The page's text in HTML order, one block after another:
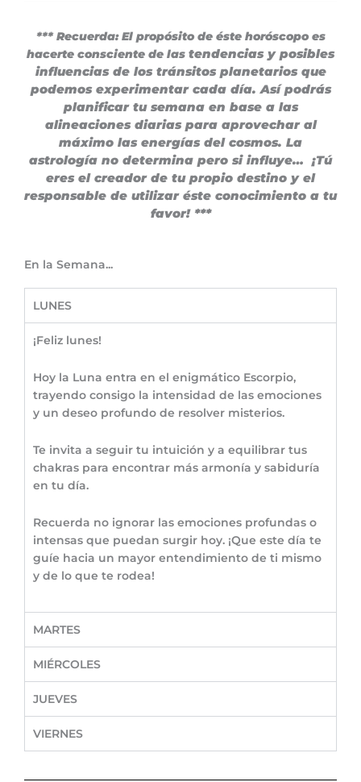
*** Recuerda: El propósito de éste horóscopo es
hacerte consciente de las tendencias y posibles
influencias de los tránsitos planetarios que
podemos experimentar cada día.Así podrás
planificar tu semana en base a las
alineaciones diarias para aprovechar al
máximo las energías del cosmos. La
astrología no determina pero si influye… ¡Tú
eres el creador de tu propio destino y el
responsable de utilizar éste conocimiento a tu
favor! ***
En la Semana...
LUNES
¡Feliz lunes!
Hoy la Luna entra en el enigmático Escorpio,
trayendo consigo la intensidad de las emociones
y un deseo profundo de resolver misterios.
Te invita a seguir tu intuición y a equilibrar tus
chakras para encontrar más armonía y sabiduría
en tu día.
Recuerda no ignorar las emociones profundas o
intensas que puedan surgir hoy. ¡Que este día te
guíe hacia un mayor entendimiento de ti mismo
y de lo que te rodea!
MARTES
MIÉRCOLES
JUEVES
VIERNES